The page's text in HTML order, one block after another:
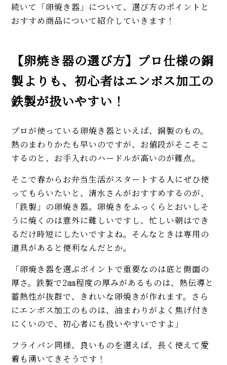
続いて「卵焼き器」について、選び方のポイントと
おすすめ商品について紹介していきます！
【卵焼き器の選び方】プロ仕様の銅
製よりも、初心者はエンボス加工の
鉄製が扱いやすい！
プロが使っている卵焼き器といえば、銅製のもの。
熱のまわりかたも早いのですが、お値段がそこそこ
するのと、お手入れのハードルが高いのが難点。
そこで春からお弁当生活がスタートする人にぜひ使
ってもらいたいと、清水さんがおすすめするのが、
「鉄製」の卵焼き器。卵焼きをふっくらとおいしそ
うに焼くのは意外に難しいですし、忙しい朝はでき
るだけ時短にしたいですよね。そんなときは専用の
道具があると便利なんだとか。
「卵焼き器を選ぶポイントで重要なのは底と側面の
厚さ。鉄製で2㎜程度の厚みがあるものは、熱伝導と
蓄熱性が抜群で、きれいな卵焼きが作れます。さら
にエンボス加工のものは、油まわりがよく焦げ付き
にくいので、初心者にも扱いやすいですよ」
フライパン同様、良いものを選えば、長く使えて愛
着も湧いてきそうです！